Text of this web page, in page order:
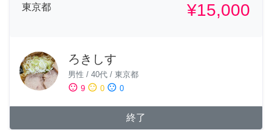
東京都
¥15,000
ろきしす
男性 / 40代 / 東京都
sentiment_satisfied 9 sentiment_neutral 0 sentiment_dissatisfied 0
終了